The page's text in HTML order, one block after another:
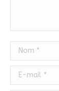
Nom *
E-mail *